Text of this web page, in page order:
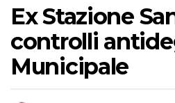
Ex Stazione
controlli
Municipale